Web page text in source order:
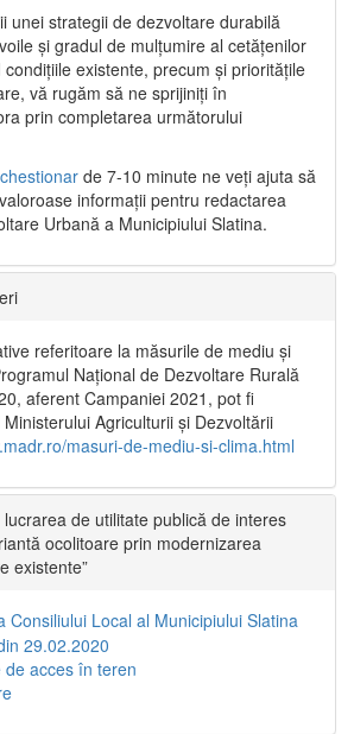
unei strategii de dezvoltare durabilă
și gradul de mulțumire al cetățenilor
existente, precum și prioritățile
vă rugăm să ne sprijiniți în
prin completarea următorului
chestionar de 7-10 minute ne veți ajuta să
informații pentru redactarea
Urbană a Municipiului Slatina.
referitoare la măsurile de mediu și
Național de Dezvoltare Rurală
aferent Campaniei 2021, pot fi
Agriculturii și Dezvoltării
masuri-de-mediu-si-clima.html
de utilitate publică de interes
ocolitoare prin modernizarea
existente”
Consiliului Local al Municipiului Slatina
29.02.2020
de acces în teren